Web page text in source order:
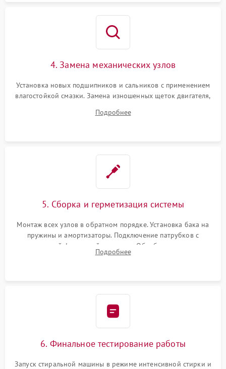
4. Замена механических узлов
Установка новых подшипников и сальников с применением
влагостойкой смазки. Замена изношенных щеток двигателя,
или поврежденной резиновой манжеты.
Подробнее
5. Сборка и герметизация системы
Монтаж всех узлов в обратном порядке. Установка бака на
пружины и амортизаторы. Подключение патрубков с
надежной фиксацией хомутами. Обработка стыков
герметиком для предотвращения возможных протечек воды.
Подробнее
6. Финальное тестирование работы
Запуск стиральной машины в режиме интенсивной стирки и